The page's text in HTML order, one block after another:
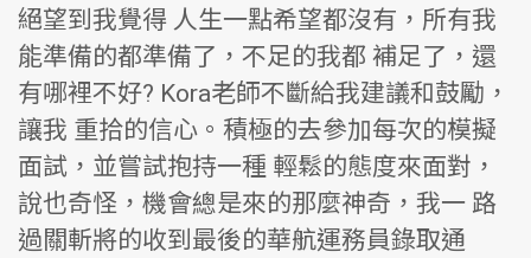
絕望到我覺得 人生一點希望都沒有，所有我
能準備的都準備了，不足的我都 補足了，還
有哪裡不好? Kora老師不斷給我建議和鼓勵，
讓我 重拾的信心。積極的去參加每次的模擬
面試，並嘗試抱持一種 輕鬆的態度來面對，
說也奇怪，機會總是來的那麼神奇，我一 路
過關斬將的收到最後的華航運務員錄取通